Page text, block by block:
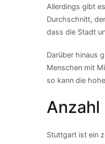
Allerdings gibt
Durchschnitt,
dass die Stadt
Darüber hinaus
Menschen mit
so kann die
Stuttgart ist ein